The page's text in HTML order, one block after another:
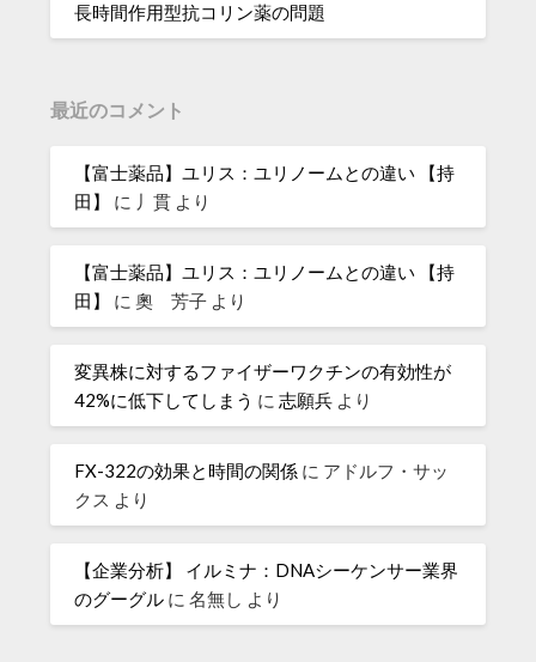
長時間作用型抗コリン薬の問題
最近のコメント
【富士薬品】ユリス：ユリノームとの違い 【持
田】
に 丿貫 より
【富士薬品】ユリス：ユリノームとの違い 【持
田】
に奧 芳子 より
変異株に対するファイザーワクチンの有効性が
42%に低下してしまう に志願兵 より
FX-322の効果と時間の関係 に アドルフ・サッ
クス より
【企業分析】 イルミナ：DNAシーケンサー業界
のグーグル に名無し より